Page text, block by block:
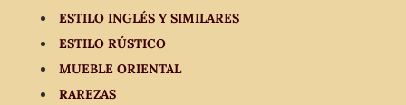
ESTILO INGLÉS Y SIMILARES
ESTILO RÚSTICO
MUEBLE ORIENTAL
RAREZAS